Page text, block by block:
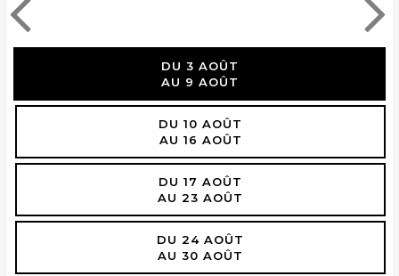
DU 3 AOÛT
AU 9 AOÛT
DU 10 AOÛT
AU 16 AOÛT
DU 17 AOÛT
AU 23 AOÛT
DU 24 AOÛT
AU 30 AOÛT